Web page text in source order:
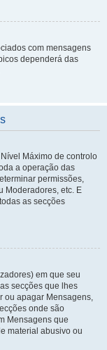
com mensagens
dependerá das
Máximo de controlo
a operação das
permissões,
Moderadores, etc. E
as secções
em que seu
secções que lhes
ou apagar Mensagens,
onde são
Mensagens que
material abusivo ou